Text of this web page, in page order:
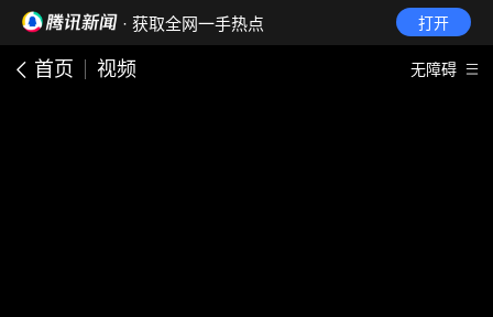
· 获取全网一手热点 打开
首页 视频 无障碍